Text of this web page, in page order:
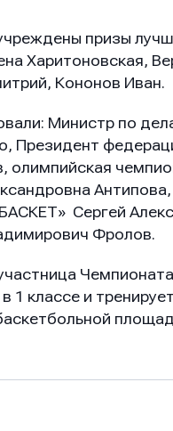
призы
Харитоновская,
Кононов Иван.
Министр по
Президент
олимпийская
Сергей
Фролов.
1 классе и